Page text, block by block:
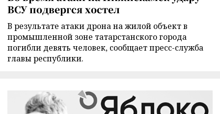
ВСУ подвергся хостел
В результате атаки дрона на жилой объект в
промышленной зоне татарстанского города
погибли девять человек, сообщает пресс-служба
главы республики.